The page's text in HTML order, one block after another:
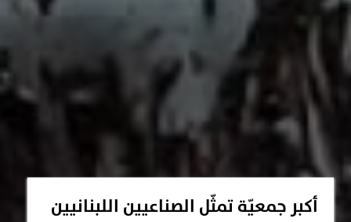
أكبر جمعيّة تمثّل الصناعيين اللبنانيين